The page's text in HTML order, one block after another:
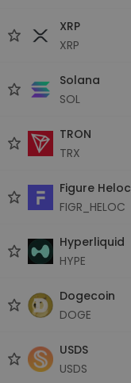
XRP
XRP
Solana
SOL
TRON
TRX
Figure Heloc
FIGR_HELOC
Hyperliquid
HYPE
Dogecoin
DOGE
USDS
USDS